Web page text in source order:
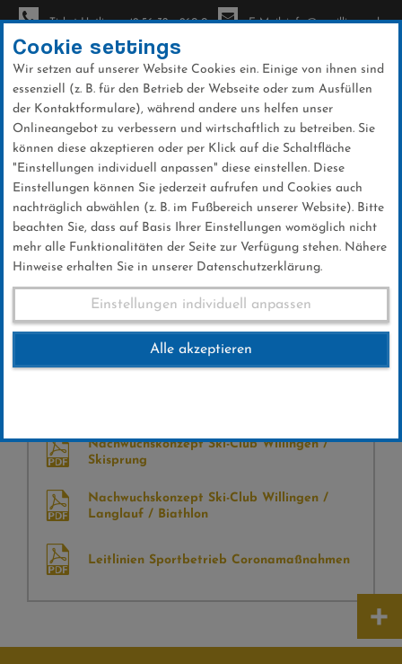
Direkt
zum
Inhalt
Ticket-Hotline: +49 56 32 - 960-0 E-Mail: info@sc-willingen.de
Ski-Club
Service
Nachwuchskonzept Ski-Club Willingen /
Skisprung
Nachwuchskonzept Ski-Club Willingen /
Langlauf / Biathlon
Leitlinien Sportbetrieb Coronamaßnahmen
Cookie settings
Wir setzen auf unserer Website Cookies ein. Einige von ihnen sind
essenziell (z. B. für den Betrieb der Webseite oder zum Ausfüllen
der Kontaktformulare), während andere uns helfen unser
Onlineangebot zu verbessern und wirtschaftlich zu betreiben. Sie
können diese akzeptieren oder per Klick auf die Schaltfläche
"Einstellungen individuell anpassen" diese einstellen. Diese
Einstellungen können Sie jederzeit aufrufen und Cookies auch
nachträglich abwählen (z. B. im Fußbereich unserer Website). Bitte
beachten Sie, dass auf Basis Ihrer Einstellungen womöglich nicht
mehr alle Funktionalitäten der Seite zur Verfügung stehen. Nähere
Hinweise erhalten Sie in unserer Datenschutzerklärung.
Einstellungen individuell anpassen
Alle akzeptieren
+